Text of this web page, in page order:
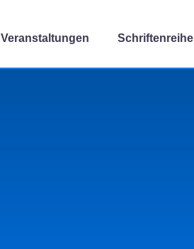
Veranstaltungen Schriftenreihe